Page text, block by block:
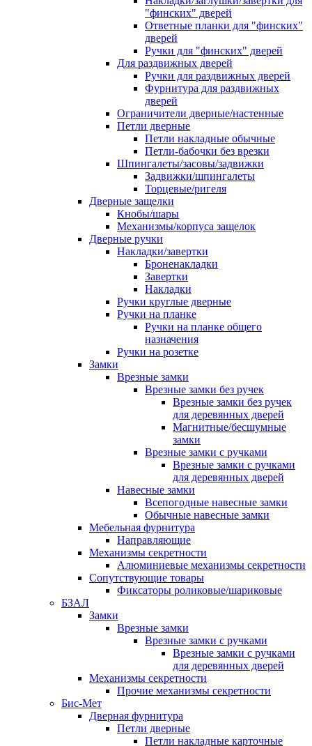
"финских" дверей
Ответные планки для "финских"
дверей
Ручки для "финских" дверей
Для раздвижных дверей
Ручки для раздвижных дверей
Фурнитура для раздвижных
дверей
Ограничители дверные/настенные
Петли дверные
Петли накладные обычные
Петли-бабочки без врезки
Шпингалеты/засовы/задвижки
Задвижки/шпингалеты
Торцевые/ригеля
Дверные защелки
Кнобы/шары
Механизмы/корпуса защелок
Дверные ручки
Накладки/завертки
Броненакладки
Завертки
Накладки
Ручки круглые дверные
Ручки на планке
Ручки на планке общего
назначения
Ручки на розетке
Замки
Врезные замки
Врезные замки без ручек
Врезные замки без ручек
для деревянных дверей
Магнитные/бесшумные
замки
Врезные замки с ручками
Врезные замки с ручками
для деревянных дверей
Навесные замки
Всепогодные навесные замки
Обычные навесные замки
Мебельная фурнитура
Направляющие
Механизмы секретности
Алюминиевые механизмы секретности
Сопутствующие товары
Фиксаторы роликовые/шариковые
БЗАЛ
Замки
Врезные замки
Врезные замки с ручками
Врезные замки с ручками
для деревянных дверей
Механизмы секретности
Прочие механизмы секретности
Бис-Мет
Дверная фурнитура
Петли дверные
Петли накладные карточные